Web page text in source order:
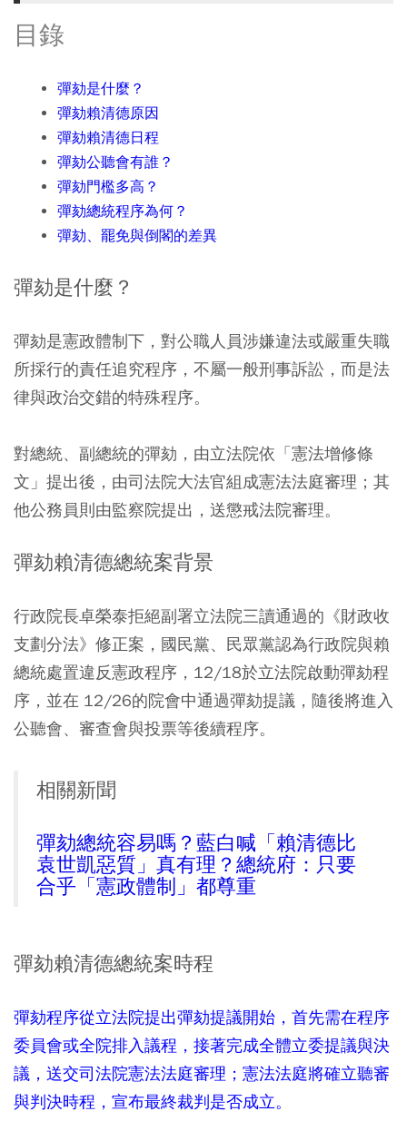
目錄
彈劾是什麼？
彈劾賴清德原因
彈劾賴清德日程
彈劾公聽會有誰？
彈劾門檻多高？
彈劾總統程序為何？
彈劾、罷免與倒閣的差異
彈劾是什麼？
彈劾是憲政體制下，對公職人員涉嫌違法或嚴重失職
所採行的責任追究程序，不屬一般刑事訴訟，而是法
律與政治交錯的特殊程序。
對總統、副總統的彈劾，由立法院依「憲法增修條
文」提出後，由司法院大法官組成憲法法庭審理；其
他公務員則由監察院提出，送懲戒法院審理。
彈劾賴清德總統案背景
行政院長卓榮泰拒絕副署立法院三讀通過的《財政收
支劃分法》修正案，國民黨、民眾黨認為行政院與賴
總統處置違反憲政程序，12/18於立法院啟動彈劾程
序，並在 12/26的院會中通過彈劾提議，隨後將進入
公聽會、審查會與投票等後續程序。
相關新聞
彈劾總統容易嗎？藍白喊「賴清德比
袁世凱惡質」真有理？總統府：只要
合乎「憲政體制」都尊重
彈劾賴清德總統案時程
彈劾程序從立法院提出彈劾提議開始，首先需在程序
委員會或全院排入議程，接著完成全體立委提議與決
議，送交司法院憲法法庭審理；憲法法庭將確立聽審
與判決時程，宣布最終裁判是否成立。